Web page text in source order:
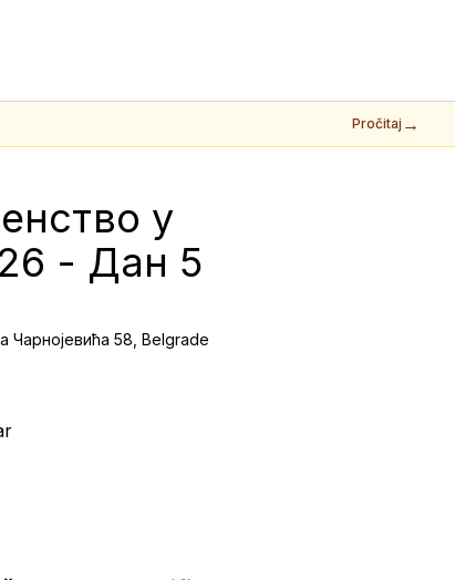
Pročitaj →
у
- Дан 5
Чарнојевића 58, Belgrade